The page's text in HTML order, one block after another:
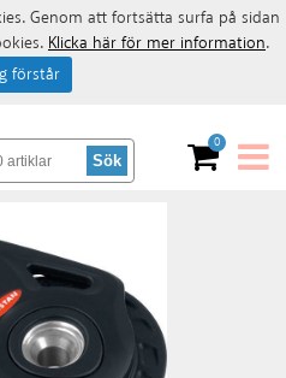
0
Genom att fortsätta surfa på sidan
Klicka här för mer information.
förstår